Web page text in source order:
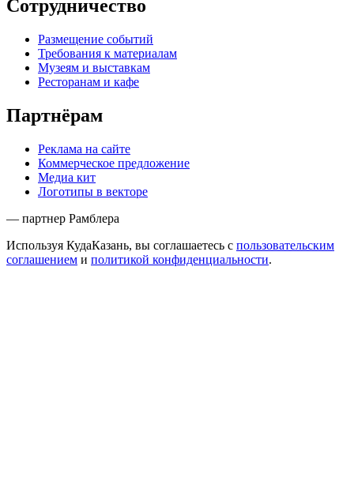
Сотрудничество
Размещение событий
Требования к материалам
Музеям и выставкам
Ресторанам и кафе
Партнёрам
Реклама на сайте
Коммерческое предложение
Медиа кит
Логотипы в векторе
— партнер Рамблера
Используя КудаКазань, вы соглашаетесь с пользовательским
соглашением и политикой конфиденциальности.